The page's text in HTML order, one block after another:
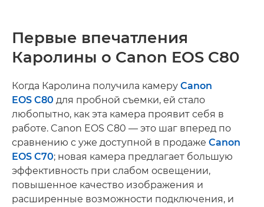
Первые впечатления
Каролины о Canon EOS C80
Когда Каролина получила камеру Canon
EOS C80 для пробной съемки, ей стало
любопытно, как эта камера проявит себя в
работе. Canon EOS C80 — это шаг вперед по
сравнению с уже доступной в продаже Canon
EOS C70; новая камера предлагает большую
эффективность при слабом освещении,
повышенное качество изображения и
расширенные возможности подключения, и